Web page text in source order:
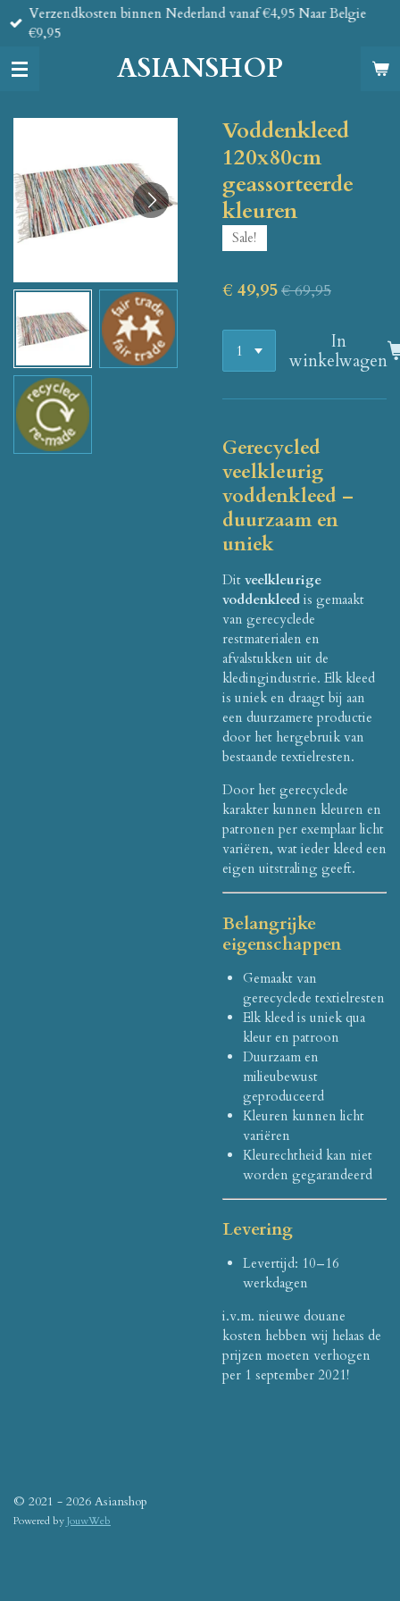
Ga
direct
de
ASIANSHOP
Verzendkosten binnen Nederland vanaf €4,95 Naar Belgie
€9,95
Voddenkleed
120x80cm
geassorteerde
kleuren
Sale!
€ 49,95€ 69,95
In
winkelwagen
Gerecycled
veelkleurig
voddenkleed –
duurzaam en
uniek
Dit veelkleurige
voddenkleed is gemaakt
van gerecyclede
restmaterialen en
afvalstukken uit de
kledingindustrie. Elk kleed
is uniek en draagt bij aan
een duurzamere productie
door het hergebruik van
bestaande textielresten.
Door het gerecyclede
karakter kunnen kleuren en
patronen per exemplaar licht
variëren, wat ieder kleed een
eigen uitstraling geeft.
Belangrijke
eigenschappen
Gemaakt van
gerecyclede textielresten
Elk kleed is uniek qua
kleur en patroon
Duurzaam en
milieubewust
geproduceerd
Kleuren kunnen licht
variëren
Kleurechtheid kan niet
worden gegarandeerd
Levering
Levertijd: 10–16
werkdagen
i.v.m. nieuwe douane
kosten hebben wij helaas de
prijzen moeten verhogen
per 1 september 2021!
© 2021 - 2026 Asianshop
Powered byJouwWeb